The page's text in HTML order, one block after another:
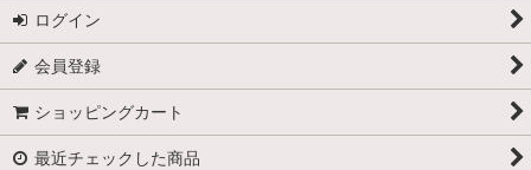
ログイン
会員登録
ショッピングカート
最近チェックした商品